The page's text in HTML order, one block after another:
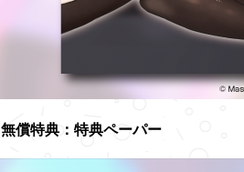
無償特典：特典ペーパー